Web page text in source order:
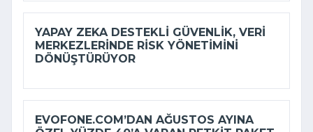
YAPAY ZEKA DESTEKLI GÜVENLIK, VERI
MERKEZLERINDE RISK YÖNETIMINI
DÖNÜŞTÜRÜYOR
EVOFONE.COM’DAN AĞUSTOS AYINA